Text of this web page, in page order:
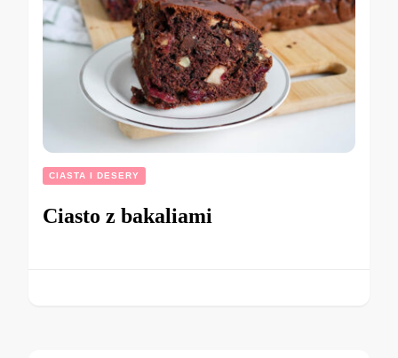
CIASTA I DESERY
Ciasto z bakaliami